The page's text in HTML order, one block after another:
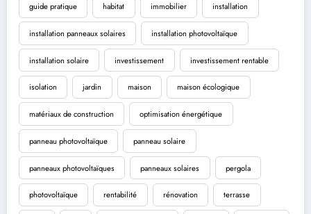
guide pratique habitat immobilier installation
installation panneaux solaires installation photovoltaïque
installation solaire investissement investissement rentable
isolation jardin maison maison écologique
matériaux de construction optimisation énergétique
panneau photovoltaïque panneau solaire
panneaux photovoltaïques panneaux solaires pergola
photovoltaïque rentabilité rénovation terrasse